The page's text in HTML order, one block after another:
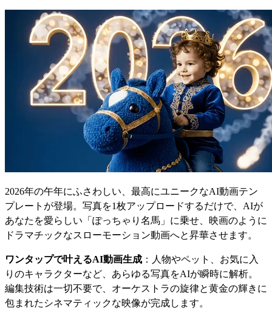
2026年の午年にふさわしい、最高にユニークなAI動画テン
プレートが登場。写真を1枚アップロードするだけで、AIが
あなたを愛らしい「ぽっちゃり名馬」に乗せ、映画のように
ドラマチックなスローモーション動画へと昇華させます。
ワンタップで叶えるAI動画生成 ：人物やペット、お気に入
りのキャラクターなど、あらゆる写真をAIが瞬時に解析。
編集技術は一切不要で、オーケストラの旋律と黄金の輝きに
包まれたシネマティックな映像が完成します。